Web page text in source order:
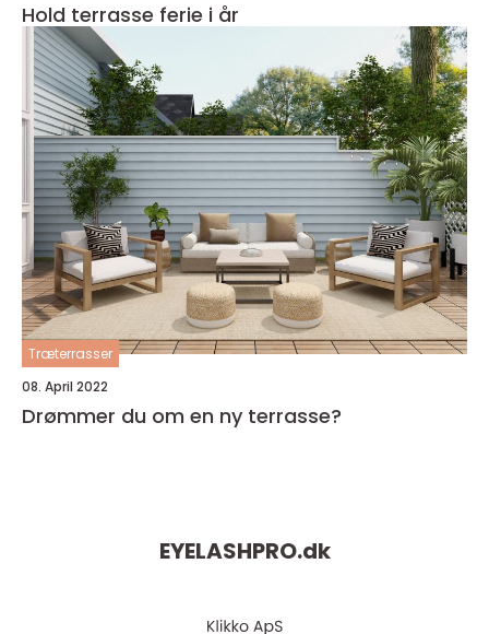
Hold terrasse ferie i år
Træterrasser
08. April 2022
Drømmer du om en ny terrasse?
EYELASHPRO.dk